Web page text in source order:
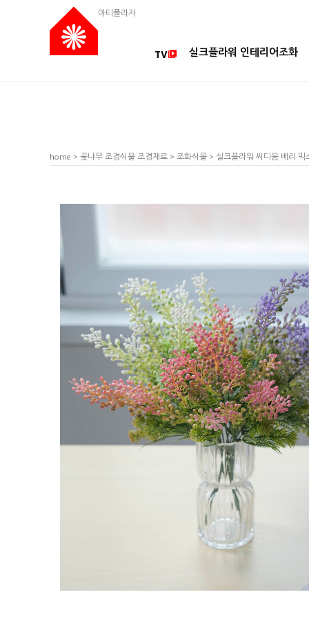
아티플라자
TV 실크플라워 인테리어조화
home > 꽃나무 조경식물 조경재료 > 조화식물 > 실크플라워 씨디움 베리